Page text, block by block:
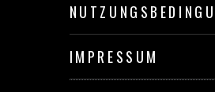
IMPRESSUM